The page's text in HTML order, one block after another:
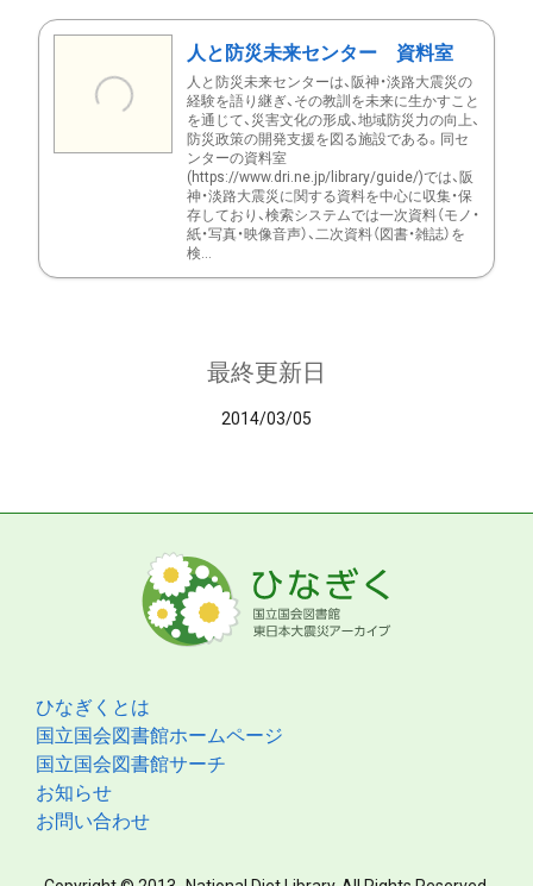
人と防災未来センター 資料室
人と防災未来センターは、阪神・淡路大震災の
経験を語り継ぎ、その教訓を未来に生かすこと
を通じて、災害文化の形成、地域防災力の向上、
防災政策の開発支援を図る施設である。同セ
ンターの資料室
(https://www.dri.ne.jp/library/guide/)では、阪
神・淡路大震災に関する資料を中心に収集・保
存しており、検索システムでは一次資料（モノ・
紙・写真・映像音声）、二次資料（図書・雑誌）を
検...
最終更新日
2014/03/05
ひなぎくとは
国立国会図書館ホームページ
国立国会図書館サーチ
お知らせ
お問い合わせ